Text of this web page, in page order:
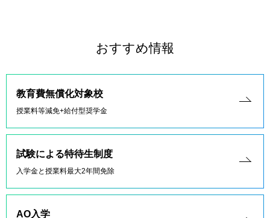
おすすめ情報
教育費無償化対象校
授業料等減免+給付型奨学金
試験による特待生制度
入学金と授業料最大2年間免除
AO入学